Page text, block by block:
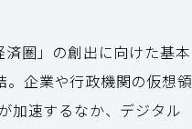
圏」の創出に向けた基本
企業や行政機関の仮想領
加速するなか、デジタル